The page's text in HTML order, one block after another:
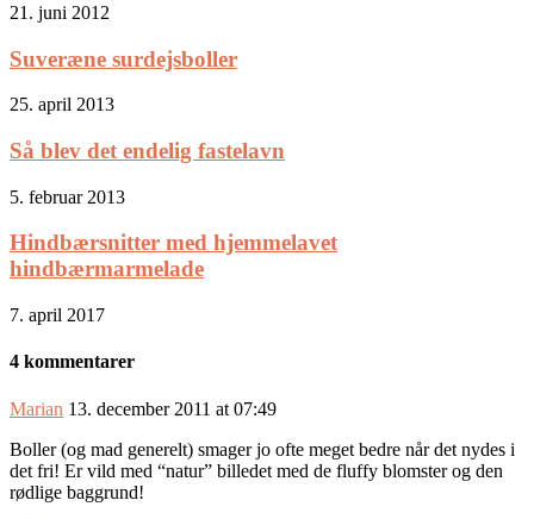
21. juni 2012
Suveræne surdejsboller
25. april 2013
Så blev det endelig fastelavn
5. februar 2013
Hindbærsnitter med hjemmelavet
hindbærmarmelade
7. april 2017
4 kommentarer
Marian 13. december 2011 at 07:49
Boller (og mad generelt) smager jo ofte meget bedre når det nydes i
det fri! Er vild med “natur” billedet med de fluffy blomster og den
rødlige baggrund!